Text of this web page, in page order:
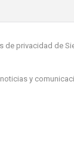
privacidad de
y